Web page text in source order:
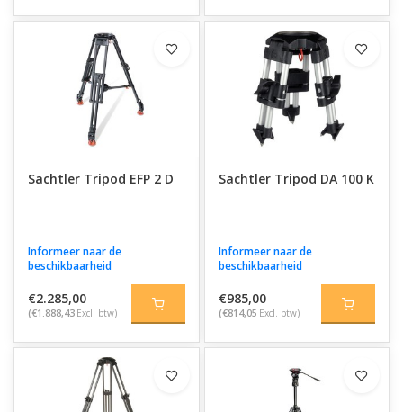
Sachtler Tripod EFP 2 D
Informeer naar de
beschikbaarheid
€2.285,00
(€1.888,43 Excl. btw)
Sachtler Tripod DA 100 K
Informeer naar de
beschikbaarheid
€985,00
(€814,05 Excl. btw)